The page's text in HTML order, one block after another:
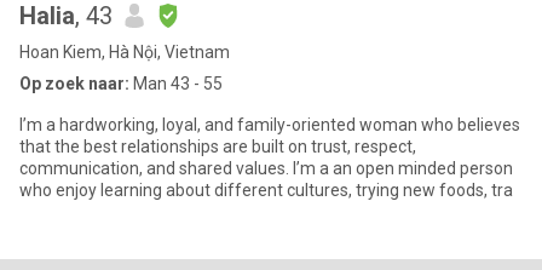
Halia, 43
Hoan Kiem, Hà Nội, Vietnam
Op zoek naar: Man 43 - 55
I’m a hardworking, loyal, and family-oriented woman who believes
that the best relationships are built on trust, respect,
communication, and shared values. I’m a an open minded person
who enjoy learning about different cultures, trying new foods, tra